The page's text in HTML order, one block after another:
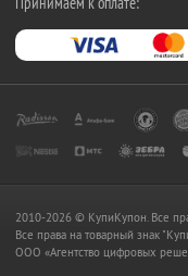
2010-2026 © КупиКупон. Все
Все права на товарный знак
OOO «Агентство цифровых